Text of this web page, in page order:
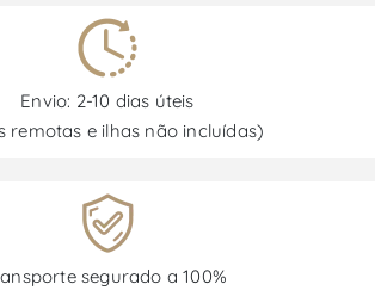
Envio: 2-10 dias úteis
remotas e ilhas não incluídas)
segurado a 100%